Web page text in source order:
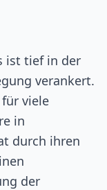
ist tief in der
verankert.
viele
in
durch ihren
der